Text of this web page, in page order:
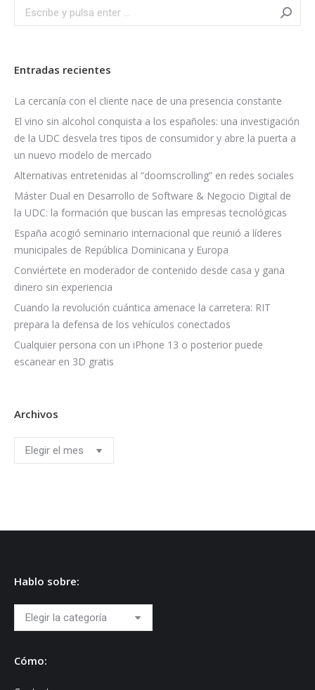
Search:
Entradas recientes
La cercanía con el cliente nace de una presencia constante
El vino sin alcohol conquista a los españoles: una investigación
de la UDC desvela tres tipos de consumidor y abre la puerta a
un nuevo modelo de mercado
Alternativas entretenidas al “doomscrolling” en redes sociales
Máster Dual en Desarrollo de Software & Negocio Digital de
la UDC: la formación que buscan las empresas tecnológicas
España acogió seminario internacional que reunió a líderes
municipales de República Dominicana y Europa
Conviértete en moderador de contenido desde casa y gana
dinero sin experiencia
Cuando la revolución cuántica amenace la carretera: RIT
prepara la defensa de los vehículos conectados
Cualquier persona con un iPhone 13 o posterior puede
escanear en 3D gratis
Archivos
Archivos
Hablo sobre:
Hablo
sobre:
Cómo: